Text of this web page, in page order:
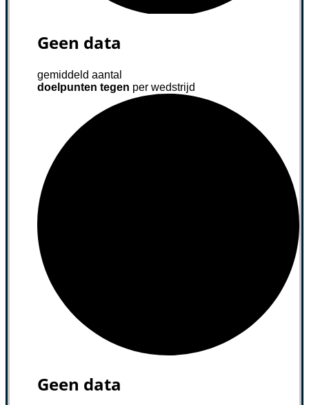
Geen data
gemiddeld aantal
doelpunten tegen per wedstrijd
Geen data